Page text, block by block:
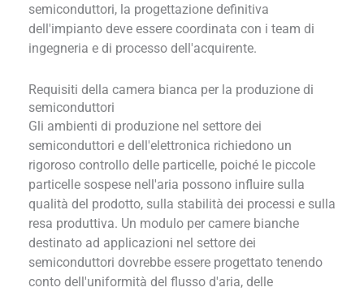
semiconduttori, la progettazione definitiva
dell'impianto deve essere coordinata con i team di
ingegneria e di processo dell'acquirente.
Requisiti della camera bianca per la produzione di
semiconduttori
Gli ambienti di produzione nel settore dei
semiconduttori e dell'elettronica richiedono un
rigoroso controllo delle particelle, poiché le piccole
particelle sospese nell'aria possono influire sulla
qualità del prodotto, sulla stabilità dei processi e sulla
resa produttiva. Un modulo per camere bianche
destinato ad applicazioni nel settore dei
semiconduttori dovrebbe essere progettato tenendo
conto dell'uniformità del flusso d'aria, delle